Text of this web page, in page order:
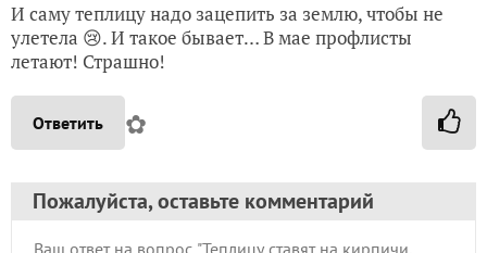
И саму теплицу надо зацепить за землю, чтобы не
улетела 😢. И такое бывает… В мае профлисты
летают! Страшно!
Ответить ✿
Пожалуйста, оставьте комментарий